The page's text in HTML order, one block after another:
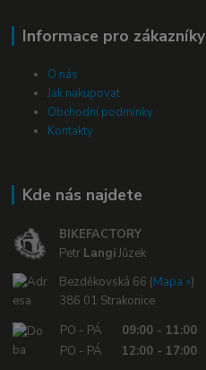
Informace pro zákazníky
O nás
Jak nakupovat
Obchodní podmínky
Kontakty
Kde nás najdete
BIKEFACTORY
Petr LangiJůzek
Bezděkovská 66 (Mapa »)
386 01 Strakonice
PO - PÁ
09:00 - 11:00
PO - PÁ
12:00 - 17:00